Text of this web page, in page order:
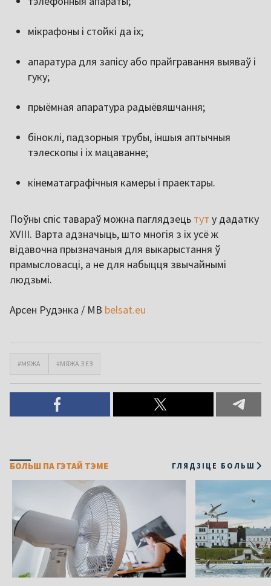
мікрафоны і стойкі да іх;
апаратура для запісу або прайгравання выяваў і
гуку;
прыёмная апаратура радыёвяшчання;
біноклі, падзорныя трубы, іншыя аптычныя
тэлескопы і іх мацаванне;
кінематаграфічныя камеры і праектары.
Поўны спіс тавараў можна паглядзець тут у дадатку
XVIII. Варта адзначыць, што многія з іх усё ж
відавочна прызначаныя для выкарыстання ў
прамысловасці, а не для набыцця звычайнымі
людзьмі.
Арсен Рудэнка / МВ belsat.eu
#МЯЖА #МЯЖА З ЕЗ
БОЛЬШ ПА ГЭТАЙ ТЭМЕ ГЛЯДЗІЦЕ БОЛЬШ